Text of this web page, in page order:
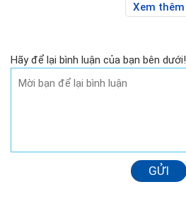
Xem thêm
Hãy để lại bình luận của bạn bên dưới!
GỬI